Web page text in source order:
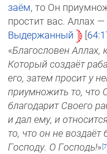
заём, то Он
простит вас. Аллах
Вы­дер­жан­ный
«Благословен Аллах,
Который создаёт
его, затем просит у
приумножить то, что
благодарит Своего
и дал ему, и
то, что он не
Господу. О Господь!»